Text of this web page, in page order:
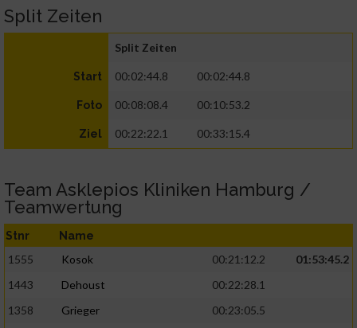
Split Zeiten
Split Zeiten
Start 00:02:44.8 00:02:44.8
Foto 00:08:08.4 00:10:53.2
Ziel 00:22:22.1 00:33:15.4
Team Asklepios Kliniken Hamburg /
Teamwertung
Stnr Name
1555 Kosok 00:21:12.2
01:53:45.2
1443
Dehoust
00:22:28.1
1358
Grieger
00:23:05.5